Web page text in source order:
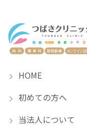
HOME
初めての方へ
当法人について